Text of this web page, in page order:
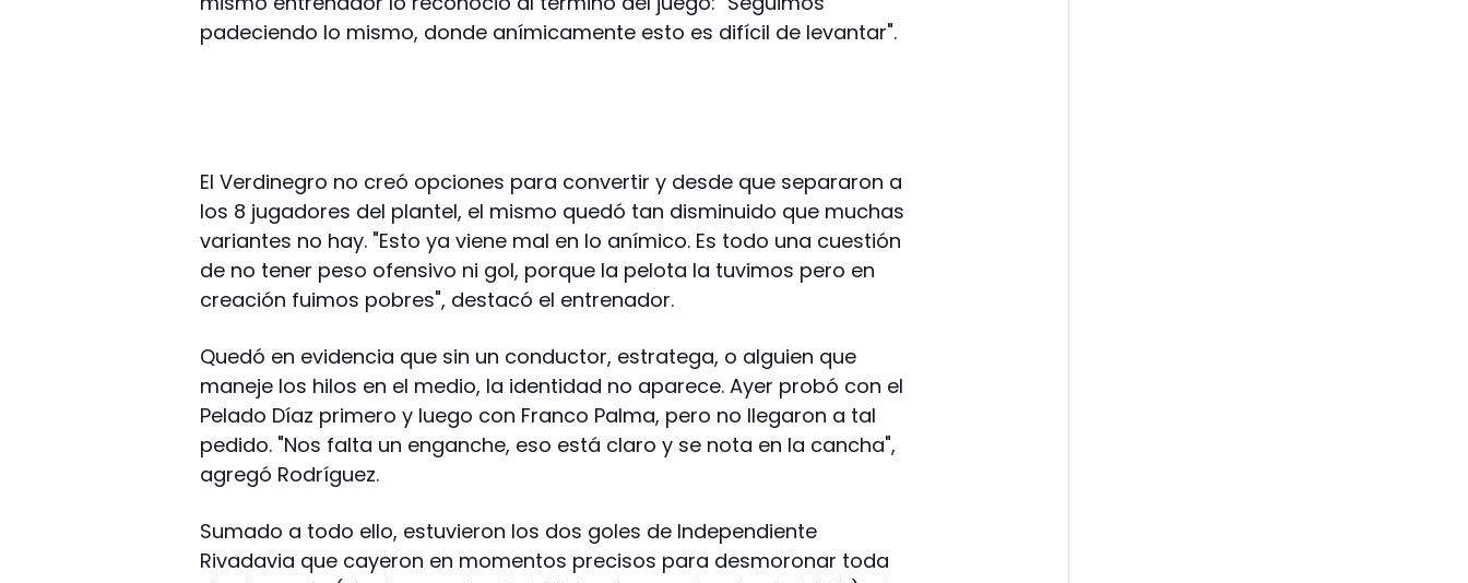
padeciendo lo mismo, donde anímicamente esto es difícil de levantar".
El Verdinegro no creó opciones para convertir y desde que separaron a
los 8 jugadores del plantel, el mismo quedó tan disminuido que muchas
variantes no hay. "Esto ya viene mal en lo anímico. Es todo una cuestión
de no tener peso ofensivo ni gol, porque la pelota la tuvimos pero en
creación fuimos pobres", destacó el entrenador.
Quedó en evidencia que sin un conductor, estratega, o alguien que
maneje los hilos en el medio, la identidad no aparece. Ayer probó con el
Pelado Díaz primero y luego con Franco Palma, pero no llegaron a tal
pedido. "Nos falta un enganche, eso está claro y se nota en la cancha",
agregó Rodríguez.
Sumado a todo ello, estuvieron los dos goles de Independiente
Rivadavia que cayeron en momentos precisos para desmoronar toda